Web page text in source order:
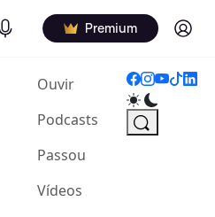
Podcasts Premium Log in
Ouvir(current)
Podcasts
Passou
Vídeos